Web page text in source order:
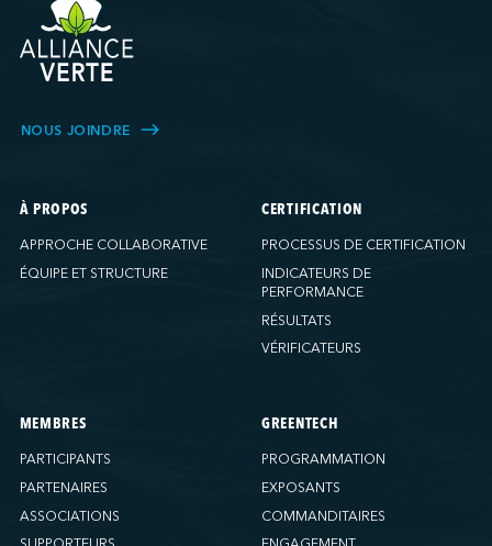
NOUS JOINDRE
À PROPOS
APPROCHE COLLABORATIVE
ÉQUIPE ET STRUCTURE
CERTIFICATION
PROCESSUS DE CERTIFICATION
INDICATEURS DE
PERFORMANCE
RÉSULTATS
VÉRIFICATEURS
MEMBRES
PARTICIPANTS
PARTENAIRES
ASSOCIATIONS
GREENTECH
PROGRAMMATION
EXPOSANTS
COMMANDITAIRES